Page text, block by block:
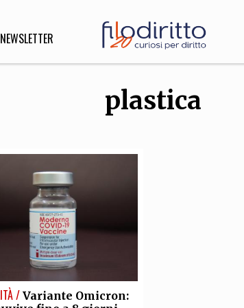
NEWSLETTER
Scienze informatiche,
plastica
/ Variante Omicron: